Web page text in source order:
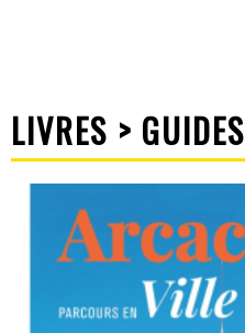
LIVRES > GUIDES